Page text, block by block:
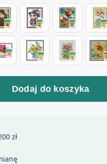
Dodaj do koszyka
zł